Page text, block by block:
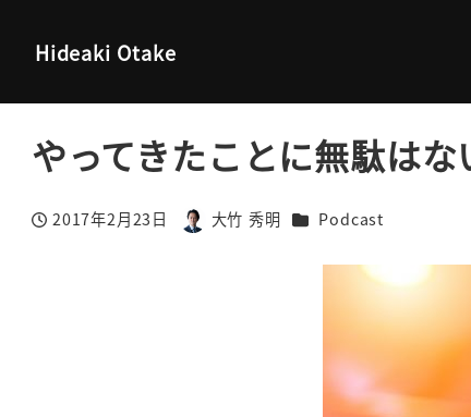
Hideaki Otake
やってきたことに無駄はな
投稿日
2017年2月23日
著
大竹 秀明 カテゴリー
Podcast